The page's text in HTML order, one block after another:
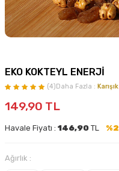
EKO KOKTEYL ENERJİ
(4) Daha Fazla :
149,90 TL
Havale Fiyatı : 146,90 TL %2
Ağırlık :